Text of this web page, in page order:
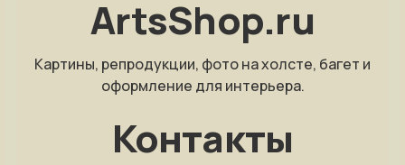
ArtsShop.ru
Картины, репродукции, фото на холсте, багет и
оформление для интерьера.
Контакты